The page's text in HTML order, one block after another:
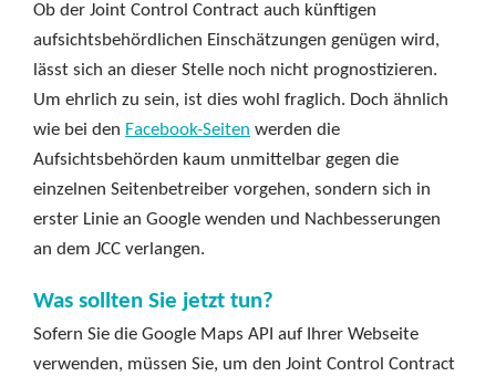
Ob der Joint Control Contract auch künftigen
aufsichtsbehördlichen Einschätzungen genügen wird,
lässt sich an dieser Stelle noch nicht prognostizieren.
Um ehrlich zu sein, ist dies wohl fraglich. Doch ähnlich
wie bei den Facebook-Seiten werden die
Aufsichtsbehörden kaum unmittelbar gegen die
einzelnen Seitenbetreiber vorgehen, sondern sich in
erster Linie an Google wenden und Nachbesserungen
an dem JCC verlangen.
Was sollten Sie jetzt tun?
Sofern Sie die Google Maps API auf Ihrer Webseite
verwenden, müssen Sie, um den Joint Control Contract